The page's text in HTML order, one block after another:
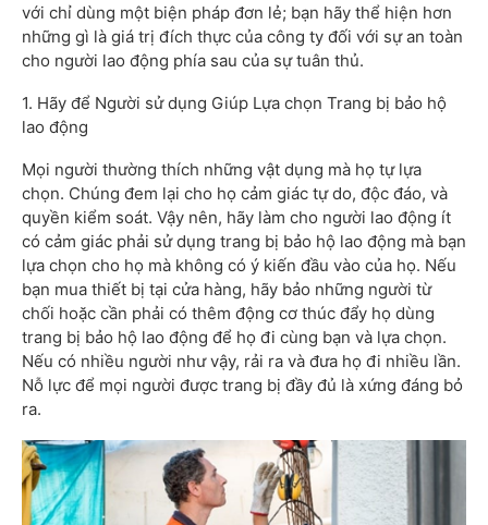
với chỉ dùng một biện pháp đơn lẻ; bạn hãy thể hiện hơn
những gì là giá trị đích thực của công ty đối với sự an toàn
cho người lao động phía sau của sự tuân thủ.
1. Hãy để Người sử dụng Giúp Lựa chọn Trang bị bảo hộ
lao động
Mọi người thường thích những vật dụng mà họ tự lựa
chọn. Chúng đem lại cho họ cảm giác tự do, độc đáo, và
quyền kiểm soát. Vậy nên, hãy làm cho người lao động ít
có cảm giác phải sử dụng trang bị bảo hộ lao động mà bạn
lựa chọn cho họ mà không có ý kiến đầu vào của họ. Nếu
bạn mua thiết bị tại cửa hàng, hãy bảo những người từ
chối hoặc cần phải có thêm động cơ thúc đẩy họ dùng
trang bị bảo hộ lao động để họ đi cùng bạn và lựa chọn.
Nếu có nhiều người như vậy, rải ra và đưa họ đi nhiều lần.
Nỗ lực để mọi người được trang bị đầy đủ là xứng đáng bỏ
ra.